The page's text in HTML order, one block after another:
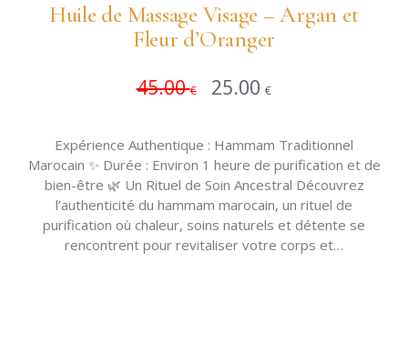
Huile de Massage Visage – Argan et
Fleur d’Oranger
45.00€ 25.00€
Expérience Authentique : Hammam Traditionnel
Marocain ✨ Durée : Environ 1 heure de purification et de
bien-être 🌿 Un Rituel de Soin Ancestral Découvrez
l’authenticité du hammam marocain, un rituel de
purification où chaleur, soins naturels et détente se
rencontrent pour revitaliser votre corps et…